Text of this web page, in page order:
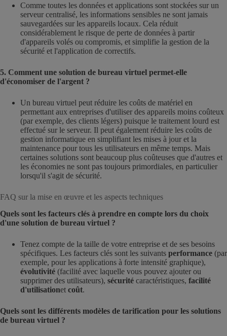
Comme toutes les données et applications sont stockées sur un
serveur centralisé, les informations sensibles ne sont jamais
sauvegardées sur les appareils locaux. Cela réduit
considérablement le risque de perte de données à partir
d'appareils volés ou compromis, et simplifie la gestion de la
sécurité et l'application de correctifs.
5. Comment une solution de bureau virtuel permet-elle
d'économiser de l'argent ?
Un bureau virtuel peut réduire les coûts de matériel en
permettant aux entreprises d'utiliser des appareils moins coûteux
(par exemple, des clients légers) puisque le traitement lourd est
effectué sur le serveur. Il peut également réduire les coûts de
gestion informatique en simplifiant les mises à jour et la
maintenance pour tous les utilisateurs en même temps. Mais
certaines solutions sont beaucoup plus coûteuses que d'autres et
les économies ne sont pas toujours primordiales, en particulier
lorsqu'il s'agit de sécurité.
FAQ sur la mise en œuvre et les aspects techniques
Quels sont les facteurs clés à prendre en compte lors du choix
d'une solution de bureau virtuel ?
Tenez compte de la taille de votre entreprise et de ses besoins
spécifiques. Les facteurs clés sont les suivants performance (par
exemple, pour les applications à forte intensité graphique),
évolutivité (facilité avec laquelle vous pouvez ajouter ou
supprimer des utilisateurs), sécurité caractéristiques, facilité
d'utilisationet coût.
Quels sont les différents modèles de tarification pour les solutions
de bureau virtuel ?